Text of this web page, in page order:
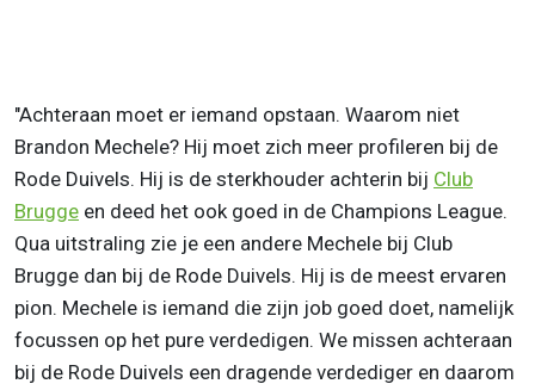
"Achteraan moet er iemand opstaan. Waarom niet
Brandon Mechele? Hij moet zich meer profileren bij de
Rode Duivels. Hij is de sterkhouder achterin bij Club
Brugge en deed het ook goed in de Champions League.
Qua uitstraling zie je een andere Mechele bij Club
Brugge dan bij de Rode Duivels. Hij is de meest ervaren
pion. Mechele is iemand die zijn job goed doet, namelijk
focussen op het pure verdedigen. We missen achteraan
bij de Rode Duivels een dragende verdediger en daarom